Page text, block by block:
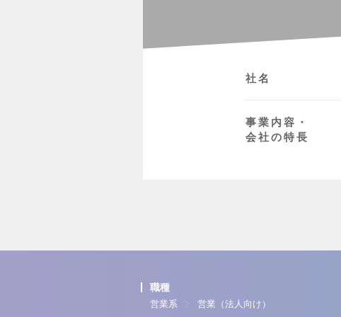
社名
事業内容・
会社の特長
職種
営業系 営業（法人向け）